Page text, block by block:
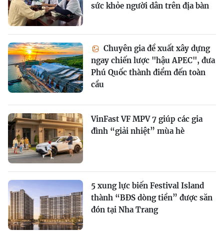
sức khỏe người dân trên địa bàn
Chuyên gia đề xuất xây dựng
ngay chiến lược "hậu APEC", đưa
Phú Quốc thành điểm đến toàn
cầu
VinFast VF MPV 7 giúp các gia
đình “giải nhiệt” mùa hè
5 xung lực biến Festival Island
thành “BĐS dòng tiền” được săn
đón tại Nha Trang